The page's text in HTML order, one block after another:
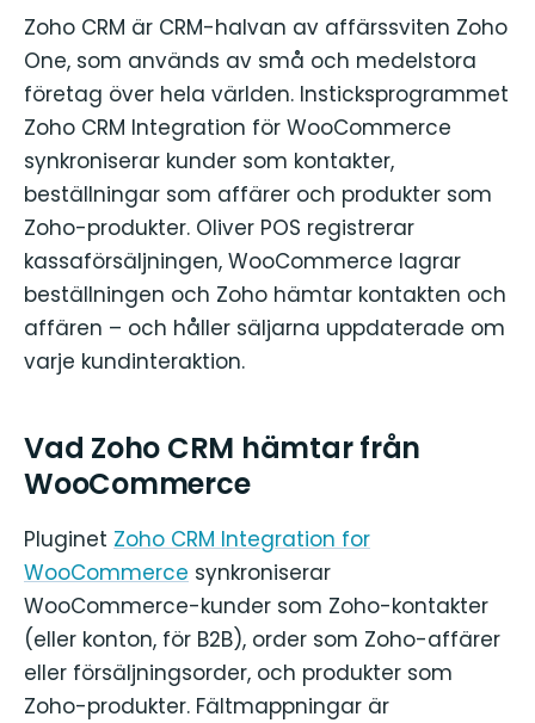
Zoho CRM är CRM-halvan av affärssviten Zoho
One, som används av små och medelstora
företag över hela världen. Insticksprogrammet
Zoho CRM Integration för WooCommerce
synkroniserar kunder som kontakter,
beställningar som affärer och produkter som
Zoho-produkter. Oliver POS registrerar
kassaförsäljningen, WooCommerce lagrar
beställningen och Zoho hämtar kontakten och
affären – och håller säljarna uppdaterade om
varje kundinteraktion.
Vad Zoho CRM hämtar från
WooCommerce
Pluginet Zoho CRM Integration for
WooCommerce synkroniserar
WooCommerce-kunder som Zoho-kontakter
(eller konton, för B2B), order som Zoho-affärer
eller försäljningsorder, och produkter som
Zoho-produkter. Fältmappningar är